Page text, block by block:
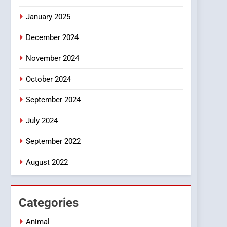
January 2025
December 2024
November 2024
October 2024
September 2024
July 2024
September 2022
August 2022
Categories
Animal